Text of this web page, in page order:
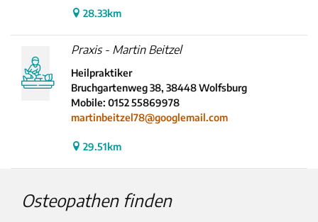
28.33km
Praxis - Martin Beitzel
Heilpraktiker
Bruchgartenweg 38, 38448 Wolfsburg
Mobile: 0152 55869978
martinbeitzel78@googlemail.com
29.51km
Osteopathen finden